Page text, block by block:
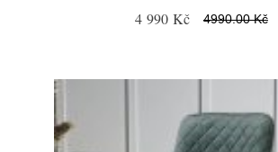
4 990 Kč 4990.00 Kč